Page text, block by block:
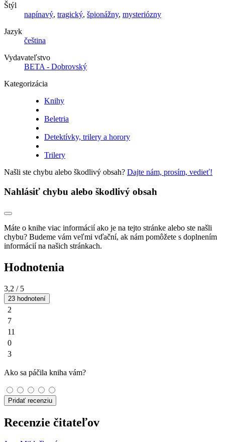
Štýl
napínavý, tragický, špionážny, mysteriózny
Jazyk
čeština
Vydavateľstvo
BETA - Dobrovský
Kategorizácia
Knihy
Beletria
Detektívky, trilery a horory
Trilery
Našli ste chybu alebo škodlivý obsah? Dajte nám, prosím, vedieť!
Nahlásiť chybu alebo škodlivý obsah
Máte o knihe viac informácií ako je na tejto stránke alebo ste našli
chybu? Budeme vám veľmi vďační, ak nám pomôžete s doplnením
informácií na našich stránkach.
Hodnotenia
3,2 / 5
23 hodnotení
2
7
11
0
3
Ako sa páčila kniha vám?
Pridať recenziu
Recenzie čitateľov